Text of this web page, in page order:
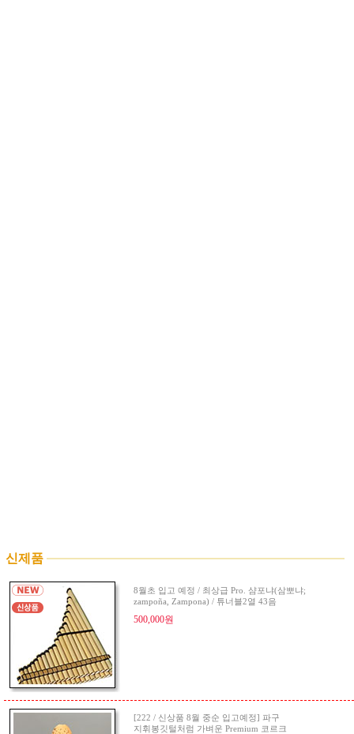
신제품
8월초 입고 예정 / 최상급 Pro. 샴포냐(삼뽀냐;
zampoña, Zampona) / 튜너블2열 43음
500,000원
[222 / 신상품 8월 중순 입고예정] 파구
지휘봉깃털처럼 가벼운 Premium 코르크